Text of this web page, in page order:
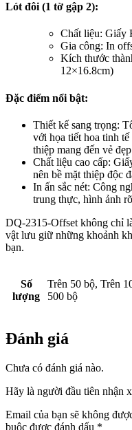
Lót đôi (1 tờ gập 2):
Chất liệu: Giấy
Gia công: In
Kích thước
12×16.8cm)
Đặc điểm nổi bật:
Thiết kế sang trọng:
với họa tiết hoa tinh
thiệp mang đến vẻ
Chất liệu cao cấp:
nên bề mặt thiệp độc
In ấn sắc nét: Công
trung thực, hình ảnh
DQ-2315-Offset không chỉ
vật lưu giữ những khoảnh
bạn.
Số
lượng
Trên 50 bộ, Trên
500 bộ
Đánh giá
Chưa có đánh giá nào.
Hãy là người đầu tiên nhận
Email của bạn sẽ không
buộc được đánh dấu *